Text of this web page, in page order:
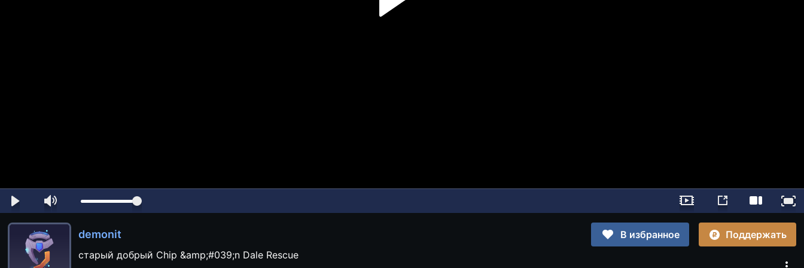
demonit В избранное
Поддержать
старый добрый Chip &amp;#039;n Dale Rescue